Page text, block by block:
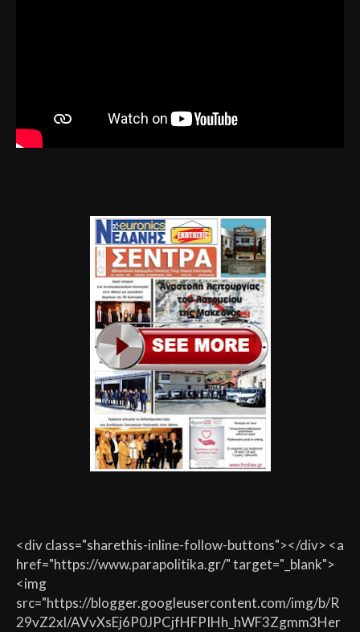
<div class="sharethis-inline-follow-buttons"></div> <a
href="https://www.parapolitika.gr/" target="_blank">
<img
src="https://blogger.googleusercontent.com/img/b/R
29vZ2xl/AVvXsEj6P0JPCjfHFPIHh_hWF3Zgmm3Her